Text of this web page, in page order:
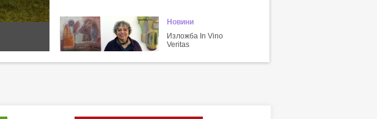
Новини
Изложба In Vino
Veritas